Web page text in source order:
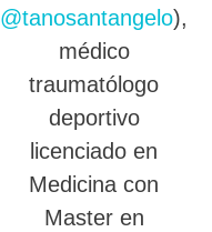
@tanosantangelo),
médico
traumatólogo
deportivo
licenciado en
Medicina con
Master en